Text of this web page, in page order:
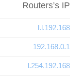
Routers’s IP
192.168.l.l
192.168.0.1
192.168.l.254